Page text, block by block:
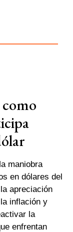
maniobra
en dólares del
apreciación
inflación y
la
enfrentan